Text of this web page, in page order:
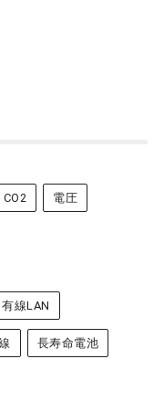
CO2 電圧
有線LAN
長寿命電池